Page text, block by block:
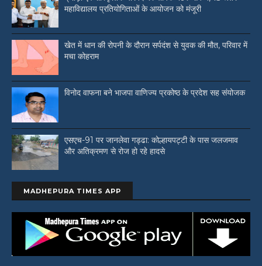
महाविद्यालय प्रतियोगिताओं के आयोजन को मंजूरी
खेत में धान की रोपनी के दौरान सर्पदंश से युवक की मौत, परिवार में
मचा कोहराम
विनोद वाफना बने भाजपा वाणिज्य प्रकोष्ठ के प्रदेश सह संयोजक
एसएच-91 पर जानलेवा गड्ढा: कोल्हायपट्टी के पास जलजमाव
और अतिक्रमण से रोज हो रहे हादसे
MADHEPURA TIMES APP